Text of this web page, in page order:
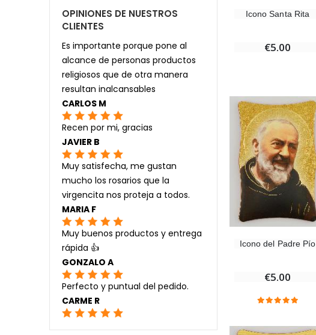
Icono Santa Rita
€5.00
Icono del Padre Pío
€5.00
OPINIONES DE NUESTROS
CLIENTES
Es importante porque pone al
alcance de personas productos
religiosos que de otra manera
resultan inalcansables
CARLOS M
Recen por mi, gracias
JAVIER B
Muy satisfecha, me gustan
mucho los rosarios que la
virgencita nos proteja a todos.
MARIA F
Muy buenos productos y entrega
rápida 👍
GONZALO A
Perfecto y puntual del pedido.
CARME R